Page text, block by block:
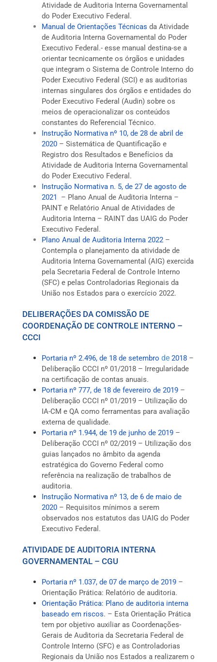
Atividade de Auditoria Interna Governamental
do Poder Executivo Federal.
Manual de Orientações Técnicas da Atividade
de Auditoria Interna Governamental do Poder
Executivo Federal.- esse manual destina-se a
orientar tecnicamente os órgãos e unidades
que integram o Sistema de Controle Interno do
Poder Executivo Federal (SCI) e as auditorias
internas singulares dos órgãos e entidades do
Poder Executivo Federal (Audin) sobre os
meios de operacionalizar os conteúdos
constantes do Referencial Técnico.
Instrução Normativa nº 10, de 28 de abril de
2020 – Sistemática de Quantificação e
Registro dos Resultados e Benefícios da
Atividade de Auditoria Interna Governamental
do Poder Executivo Federal.
Instrução Normativa n. 5, de 27 de agosto de
2021
– Plano Anual de Auditoria Interna –
PAINT e Relatório Anual de Atividades de
Auditoria Interna – RAINT das UAIG do Poder
Executivo Federal.
Plano Anual de Auditoria Interna 2022 –
Contempla o planejamento da atividade de
Auditoria Interna Governamental (AIG) exercida
pela Secretaria Federal de Controle Interno
(SFC) e pelas Controladorias Regionais da
União nos Estados para o exercício 2022.
DELIBERAÇÕES DA COMISSÃO DE
COORDENAÇÃO DE CONTROLE INTERNO –
CCCI
Portaria nº 2.496, de 18 de setembro de 2018 –
Deliberação CCCI nº 01/2018 – Irregularidade
na certificação de contas anuais.
Portaria nº 777, de 18 de fevereiro de 2019 –
Deliberação CCCI nº 01/2019 – Utilização do
IA-CM e QA como ferramentas para avaliação
externa de qualidade.
Portaria nº 1.944, de 19 de junho de 2019 –
Deliberação CCCI nº 02/2019 – Utilização dos
guias lançados no âmbito da agenda
estratégica do Governo Federal como
referência na realização de trabalhos de
auditoria.
Instrução Normativa nº 13, de 6 de maio de
2020 – Requisitos mínimos a serem
observados nos estatutos das UAIG do Poder
Executivo Federal.
ATIVIDADE DE AUDITORIA INTERNA
GOVERNAMENTAL – CGU
Portaria nº 1.037, de 07 de março de 2019 –
Orientação Prática: Relatório de auditoria.
Orientação Prática: Plano de auditoria interna
baseado em riscos. – Esta Orientação Prática
tem por objetivo auxiliar as Coordenações-
Gerais de Auditoria da Secretaria Federal de
Controle Interno (SFC) e as Controladorias
Regionais da União nos Estados a realizarem o